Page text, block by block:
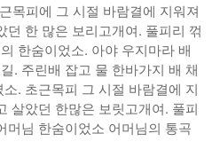
목피에 그 시절 바람결에 지워져
던 한 많은 보리고개여. 풀피리 꺾
한숨이었소. 아야 우지마라 배
. 주린배 잡고 물 한바가지 배 채
. 초근목피 그 시절 바람결에 지
살았던 한많은 보릿고개여. 풀피
머님 한숨이었소 어머님의 통곡